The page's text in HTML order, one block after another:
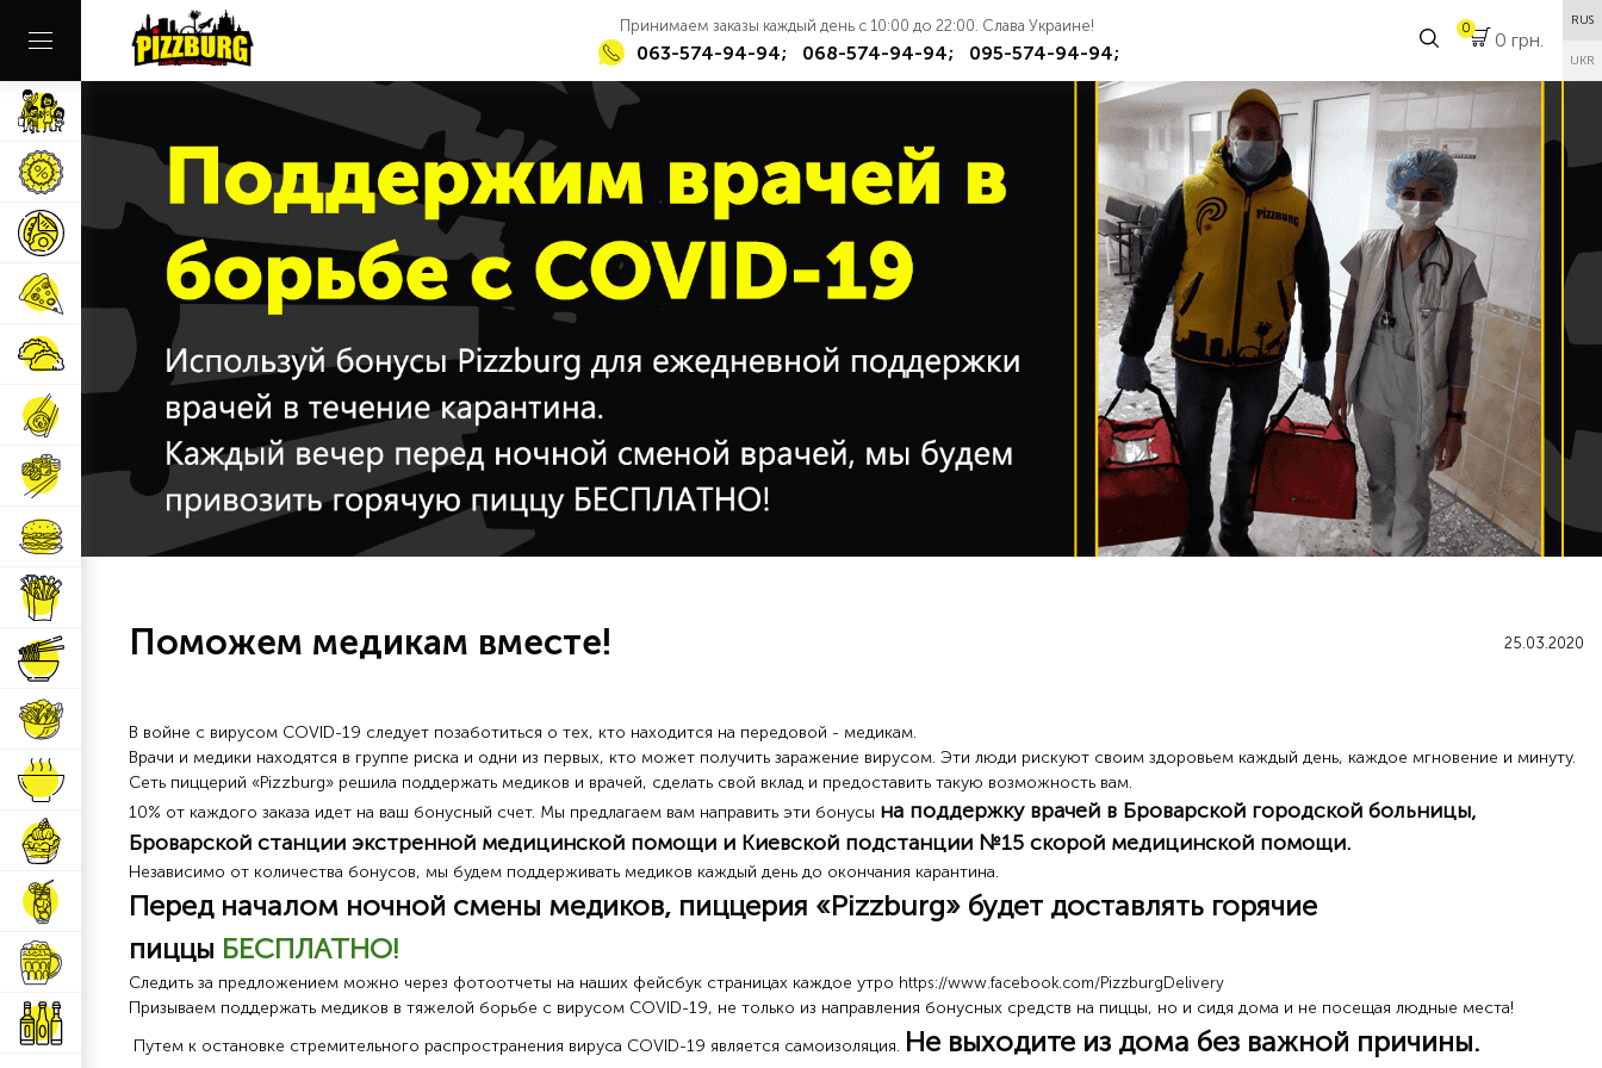
Завтраки
Пиццоне и Пиццбуреки
Суши и роллы
Суши сеты
Горячие блюда
Десерты
Напитки
Алкогольные напитки
Принимаем заказы каждый день с 10:00 до 22:00. Слава Украине!
063-574-94-94; 068-574-94-94; 095-574-94-94;
0
0 грн.
RUS
UKR
Поможем медикам вместе! 25.03.2020
В войне с вирусом COVID-19 следует позаботиться о тех, кто находится на передовой - медикам.
Врачи и медики находятся в группе риска и одни из первых, кто может получить заражение вирусом. Эти люди рискуют своим здоровьем каждый день, каждое мгновение и минуту.
Сеть пиццерий «Pizzburg» решила поддержать медиков и врачей, сделать свой вклад и предоставить такую ​​возможность вам.
10% от каждого заказа идет на ваш бонусный счет. Мы предлагаем вам направить эти бонусы на поддержку врачей в Броварской городской больницы,
Броварской станции экстренной медицинской помощи и Киевской подстанции №15 скорой медицинской помощи.
Независимо от количества бонусов, мы будем поддерживать медиков каждый день до окончания карантина.
Перед началом ночной смены медиков, пиццерия «Pizzburg» будет доставлять горячие
пиццы БЕСПЛАТНО!
Следить за предложением можно через фотоотчеты на наших фейсбук страницах каждое утро https://www.facebook.com/PizzburgDelivery
Призываем поддержать медиков в тяжелой борьбе с вирусом COVID-19, не только из направления бонусных средств на пиццы, но и сидя дома и не посещая людные места!
Путем к остановке стремительного распространения вируса COVID-19 является самоизоляция. Не выходите из дома без важной причины.